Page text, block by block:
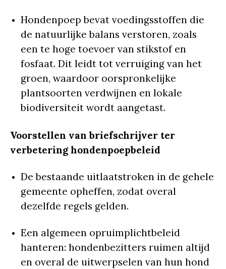
Hondenpoep bevat voedingsstoffen die
de natuurlijke balans verstoren, zoals
een te hoge toevoer van stikstof en
fosfaat. Dit leidt tot verruiging van het
groen, waardoor oorspronkelijke
plantsoorten verdwijnen en lokale
biodiversiteit wordt aangetast.
Voorstellen van briefschrijver ter
verbetering hondenpoepbeleid
De bestaande uitlaatstroken in de gehele
gemeente opheffen, zodat overal
dezelfde regels gelden.
Een algemeen opruimplichtbeleid
hanteren: hondenbezitters ruimen altijd
en overal de uitwerpselen van hun hond